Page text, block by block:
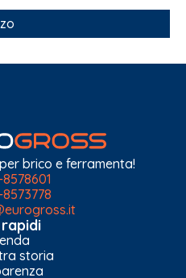
brico e ferramenta!
storia